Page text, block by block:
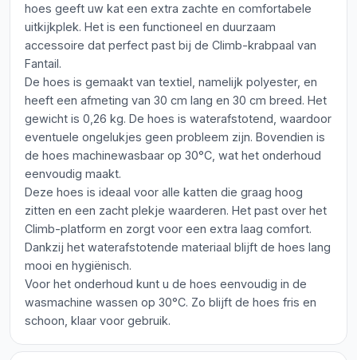
hoes geeft uw kat een extra zachte en comfortabele
uitkijkplek. Het is een functioneel en duurzaam
accessoire dat perfect past bij de Climb-krabpaal van
Fantail.
De hoes is gemaakt van textiel, namelijk polyester, en
heeft een afmeting van 30 cm lang en 30 cm breed. Het
gewicht is 0,26 kg. De hoes is waterafstotend, waardoor
eventuele ongelukjes geen probleem zijn. Bovendien is
de hoes machinewasbaar op 30°C, wat het onderhoud
eenvoudig maakt.
Deze hoes is ideaal voor alle katten die graag hoog
zitten en een zacht plekje waarderen. Het past over het
Climb-platform en zorgt voor een extra laag comfort.
Dankzij het waterafstotende materiaal blijft de hoes lang
mooi en hygiënisch.
Voor het onderhoud kunt u de hoes eenvoudig in de
wasmachine wassen op 30°C. Zo blijft de hoes fris en
schoon, klaar voor gebruik.